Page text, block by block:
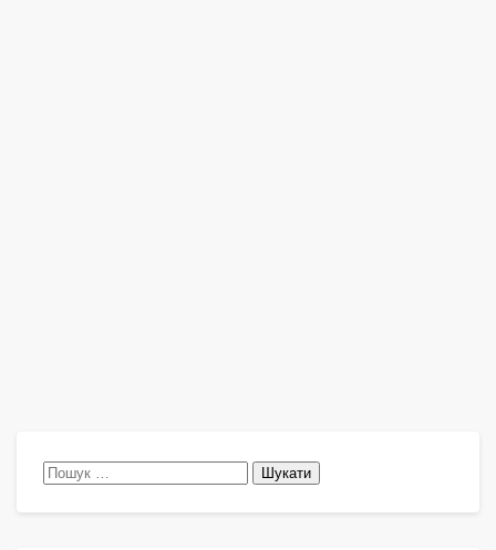
Пошук: